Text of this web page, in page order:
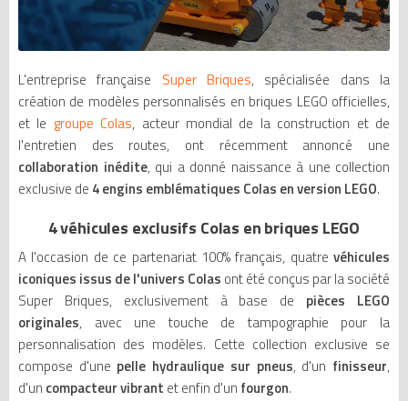
L'entreprise française Super Briques, spécialisée dans la
création de modèles personnalisés en briques LEGO officielles,
et le groupe Colas, acteur mondial de la construction et de
l'entretien des routes, ont récemment annoncé une
collaboration inédite, qui a donné naissance à une collection
exclusive de 4 engins emblématiques Colas en version LEGO.
4 véhicules exclusifs Colas en briques LEGO
A l'occasion de ce partenariat 100% français, quatre véhicules
iconiques issus de l'univers Colas ont été conçus par la société
Super Briques, exclusivement à base de pièces LEGO
originales, avec une touche de tampographie pour la
personnalisation des modèles. Cette collection exclusive se
compose d'une pelle hydraulique sur pneus, d'un finisseur,
d'un compacteur vibrant et enfin d'un fourgon.